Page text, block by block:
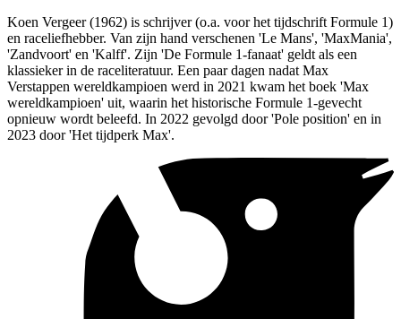
Koen Vergeer (1962) is schrijver (o.a. voor het tijdschrift Formule 1)
en raceliefhebber. Van zijn hand verschenen 'Le Mans', 'MaxMania',
'Zandvoort' en 'Kalff'. Zijn 'De Formule 1-fanaat' geldt als een
klassieker in de raceliteratuur. Een paar dagen nadat Max
Verstappen wereldkampioen werd in 2021 kwam het boek 'Max
wereldkampioen' uit, waarin het historische Formule 1-gevecht
opnieuw wordt beleefd. In 2022 gevolgd door 'Pole position' en in
2023 door 'Het tijdperk Max'.